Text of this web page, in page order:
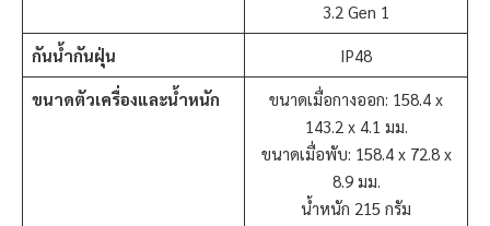
3.2 Gen 1
กันน้ำกันฝุ่น IP48
ขนาดตัวเครื่องและน้ำหนัก
ขนาดเมื่อกางออก: 158.4 x
143.2 x 4.1 มม.
ขนาดเมื่อพับ: 158.4 x 72.8 x
8.9 มม.
น้ำหนัก 215 กรัม